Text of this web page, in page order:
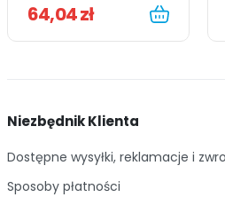
64,04 zł
Niezbędnik Klienta
Dostępne wysyłki, reklamacje i
Sposoby płatności